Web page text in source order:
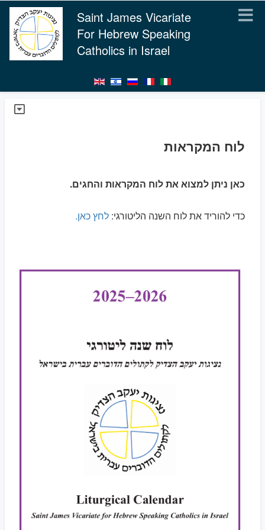
Saint James Vicariate
For Hebrew Speaking
Catholics in Israel
לוח המקראות
כאן ניתן למצוא את לוח המקראות והחגים.
כדי להוריד את לוח השנה הליטורגי: לחץ כאן.